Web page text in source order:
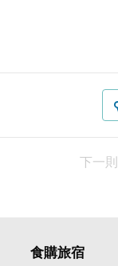
下一則
食購旅宿